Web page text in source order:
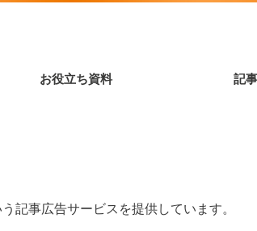
お役立ち資料 記
う記事広告サービスを提供しています。